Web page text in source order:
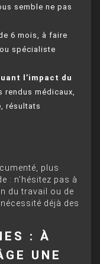
semble ne pas
6 mois, à faire
spécialiste
l’impact du
rendus médicaux,
résultats
plus
: n’hésitez pas à
du travail ou de
déjà des
: À
UNE